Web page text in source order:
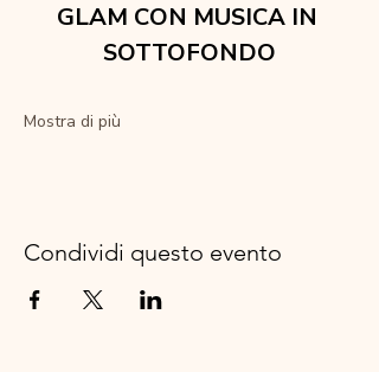
GLAM CON MUSICA IN
SOTTOFONDO
Mostra di più
Condividi questo evento